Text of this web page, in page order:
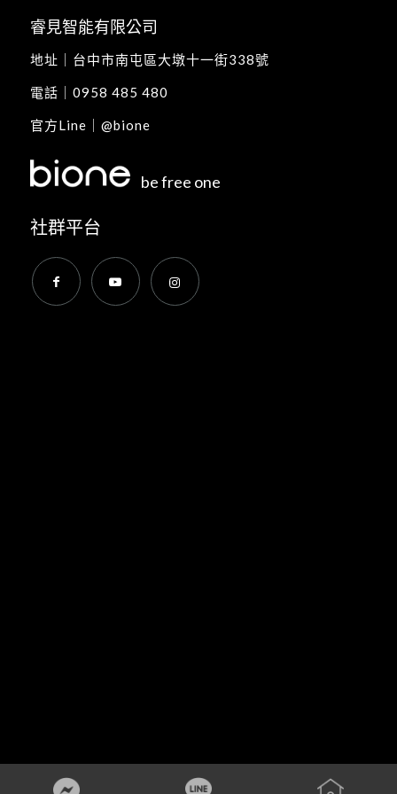
睿見智能有限公司
地址｜ 台中市南屯區大墩十一街338號
電話｜ 0958 485 480
官方Line｜ @bione
be free one
社群平台